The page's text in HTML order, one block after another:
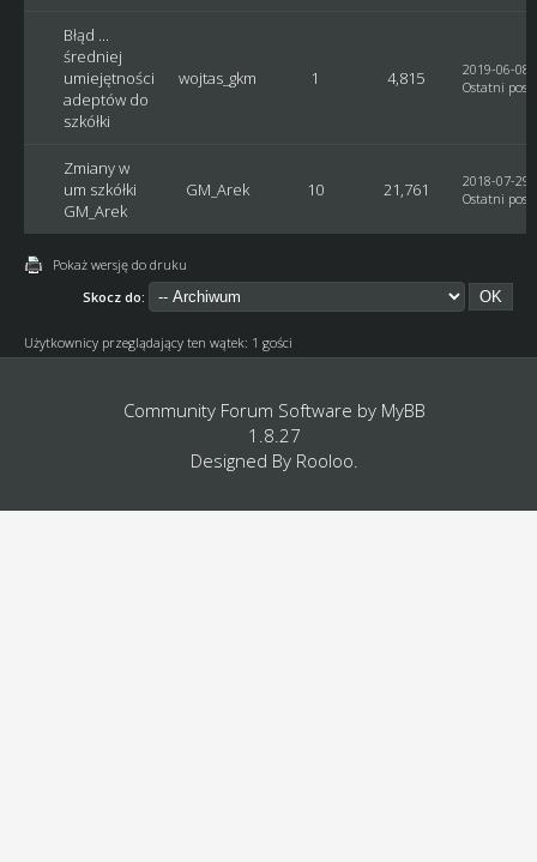
Błąd ...
średniej
umiejętności
adeptów do
szkółki
wojtas_gkm 1 4,815
2019-06-08,
Ostatni post
Zmiany w
um szkółki
GM_Arek
GM_Arek 10 21,761
2018-07-29,
Ostatni post
Pokaż wersję do druku
Skocz do:
Użytkownicy przeglądający ten wątek: 1 gości
Community Forum Software by MyBB
1.8.27
Designed By Rooloo